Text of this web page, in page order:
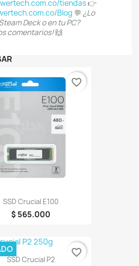
tiendas👉
Blog 💬 ¿Lo
Deck o en tu PC?
comentarios!🙌
SSD Crucial E100
$ 565.000
favorite_border
SSD Crucial P2
favorite_border